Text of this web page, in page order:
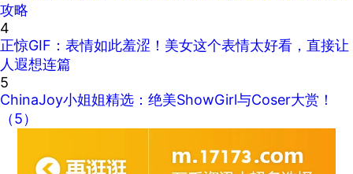
攻略
4
正惊GIF：表情如此羞涩！美女这个表情太好看，直接让
人遐想连篇
5
ChinaJoy小姐姐精选：绝美ShowGirl与Coser大赏！
（5）